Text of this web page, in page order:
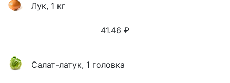
Лук, 1 кг
41.46 ₽
Салат-латук, 1 головка